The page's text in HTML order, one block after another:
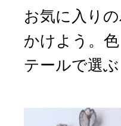
お気に入り
かけよう。
テールで選